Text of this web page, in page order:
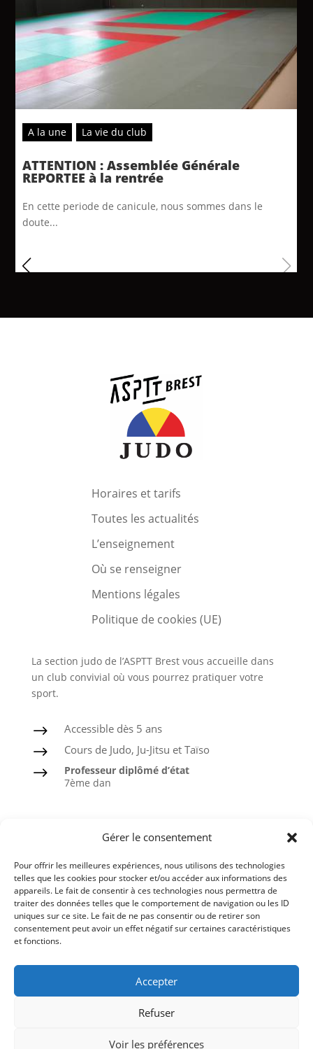
Gérer le consentement
Pour offrir les meilleures expériences, nous utilisons des technologies
telles que les cookies pour stocker et/ou accéder aux informations des
appareils. Le fait de consentir à ces technologies nous permettra de
traiter des données telles que le comportement de navigation ou les ID
uniques sur ce site. Le fait de ne pas consentir ou de retirer son
consentement peut avoir un effet négatif sur certaines caractéristiques
et fonctions.
Accepter
Refuser
Voir les préférences
A la une La vie du club
ATTENTION : Assemblée Générale
REPORTEE à la rentrée
En cette periode de canicule, nous sommes dans le
doute...
Horaires et tarifs
Toutes les actualités
L’enseignement
Où se renseigner
Mentions légales
Politique de cookies (UE)
La section judo de l’ASPTT Brest vous accueille dans
un club convivial où vous pourrez pratiquer votre
sport.
$ Accessible dès 5 ans
$ Cours de Judo, Ju-Jitsu et Taïso
$
Professeur diplômé d’état
7ème dan
Taïso ou Gymnastique douce
Ceintures noires formées à l’ASPTT
Comité du Finistère de Judo
Ligue de Bretagne de Judo